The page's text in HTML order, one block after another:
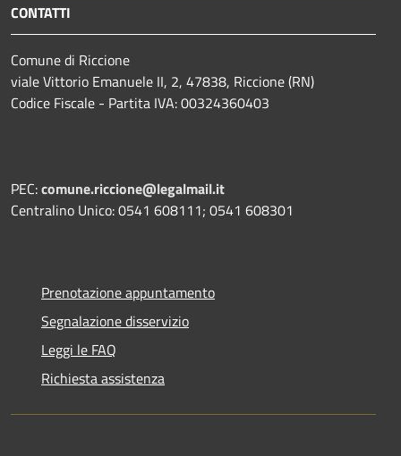
CONTATTI
Comune di Riccione
viale Vittorio Emanuele II, 2, 47838, Riccione (RN)
Codice Fiscale - Partita IVA: 00324360403
PEC:comune.riccione@legalmail.it
Centralino Unico: 0541 608111; 0541 608301
Prenotazione appuntamento
Segnalazione disservizio
Leggi le FAQ
Richiesta assistenza